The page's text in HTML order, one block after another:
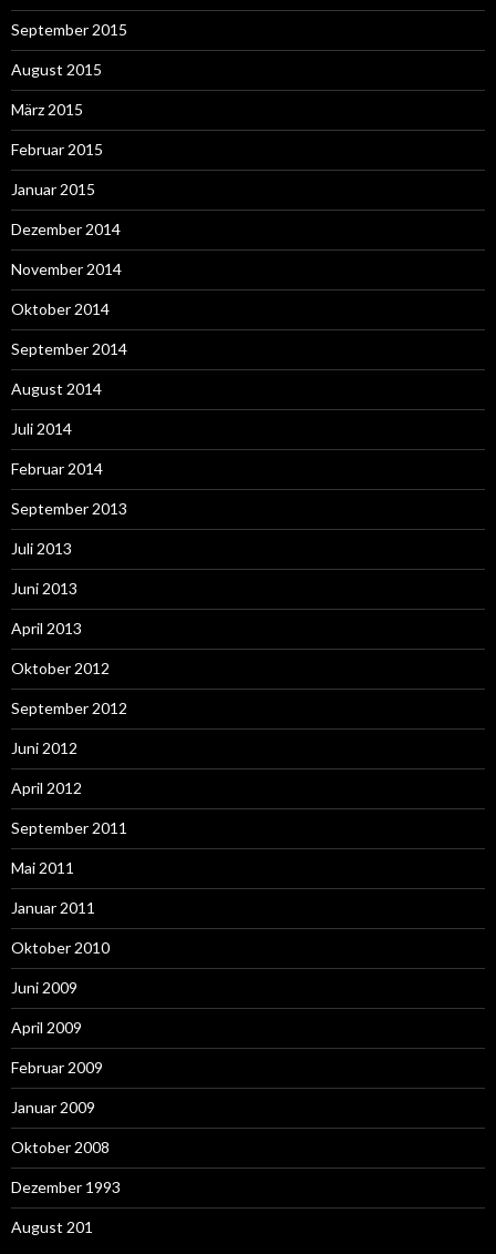
September 2015
August 2015
März 2015
Februar 2015
Januar 2015
Dezember 2014
November 2014
Oktober 2014
September 2014
August 2014
Juli 2014
Februar 2014
September 2013
Juli 2013
Juni 2013
April 2013
Oktober 2012
September 2012
Juni 2012
April 2012
September 2011
Mai 2011
Januar 2011
Oktober 2010
Juni 2009
April 2009
Februar 2009
Januar 2009
Oktober 2008
Dezember 1993
August 201